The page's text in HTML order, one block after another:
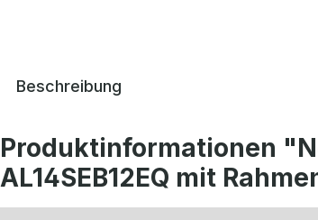
Beschreibung
Produktinformationen
AL14SEB12EQ mit